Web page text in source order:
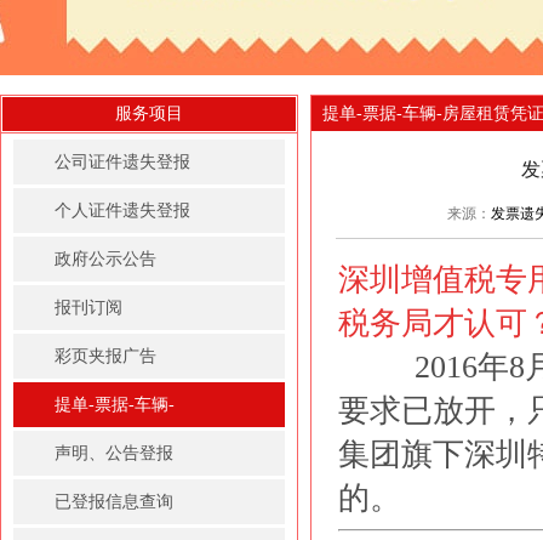
服务项目
公司证件遗失登报
个人证件遗失登报
政府公示公告
报刊订阅
彩页夹报广告
提单-票据-车辆-
房屋租赁凭证登报
声明、公告登报
已登报信息查询
提单-票据-车辆-房屋租赁凭
来源： 发票遗
深圳增值税专
税务局才认可
2016年8月
要求已放开，
集团旗下深圳
的。